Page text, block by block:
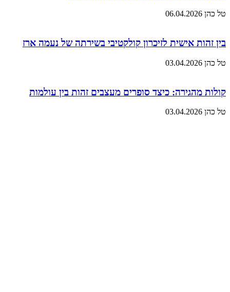
טל כהן 06.04.2026
בין זהות אישית לזיכרון קולקטיבי בשירתה של נעמה ארז
טל כהן 03.04.2026
קולות מהגירה: כיצד סופרים מעצבים זהות בין עולמות
טל כהן 03.04.2026